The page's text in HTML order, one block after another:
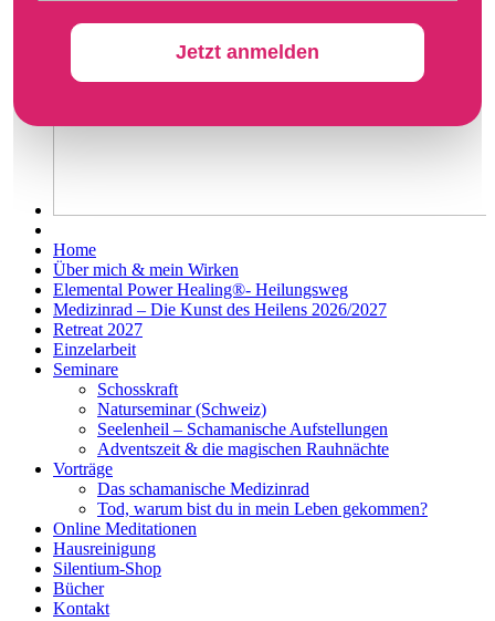
Home
Über mich & mein Wirken
Elemental Power Healing®- Heilungsweg
Medizinrad – Die Kunst des Heilens 2026/2027
Retreat 2027
Einzelarbeit
Seminare
Schosskraft
Naturseminar (Schweiz)
Seelenheil – Schamanische Aufstellungen
Adventszeit & die magischen Rauhnächte
Vorträge
Das schamanische Medizinrad
Tod, warum bist du in mein Leben gekommen?
Online Meditationen
Hausreinigung
Silentium-Shop
Bücher
Kontakt
Jetzt anmelden